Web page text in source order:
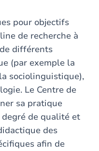
pour objectifs
de recherche à
différents
(par exemple la
sociolinguistique),
Le Centre de
sa pratique
de qualité et
des
afin de